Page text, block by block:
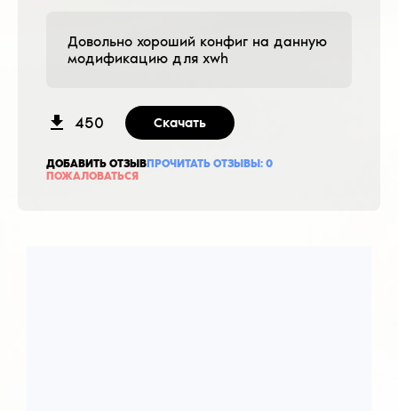
Довольно хороший конфиг на данную
модификацию для хwh
450 Скачать
ДОБАВИТЬ ОТЗЫВПРОЧИТАТЬ ОТЗЫВЫ: 0
ПОЖАЛОВАТЬСЯ